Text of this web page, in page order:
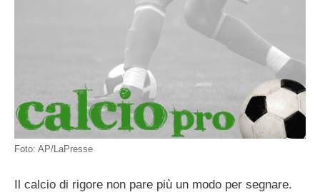
Foto: AP/LaPresse
Il calcio di rigore non pare più un modo per segnare.